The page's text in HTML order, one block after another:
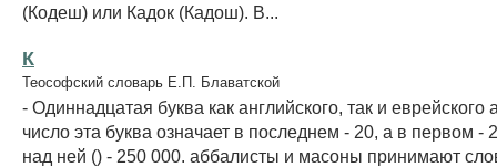
(Кодеш) или Кадок (Кадош). В...
К
Теософский словарь Е.П. Блаватской
- Одиннадцатая буква как английского, так и еврейского
число эта буква означает в последнем - 20, а в первом -
над ней () - 250 000. аббалисты и масоны принимают